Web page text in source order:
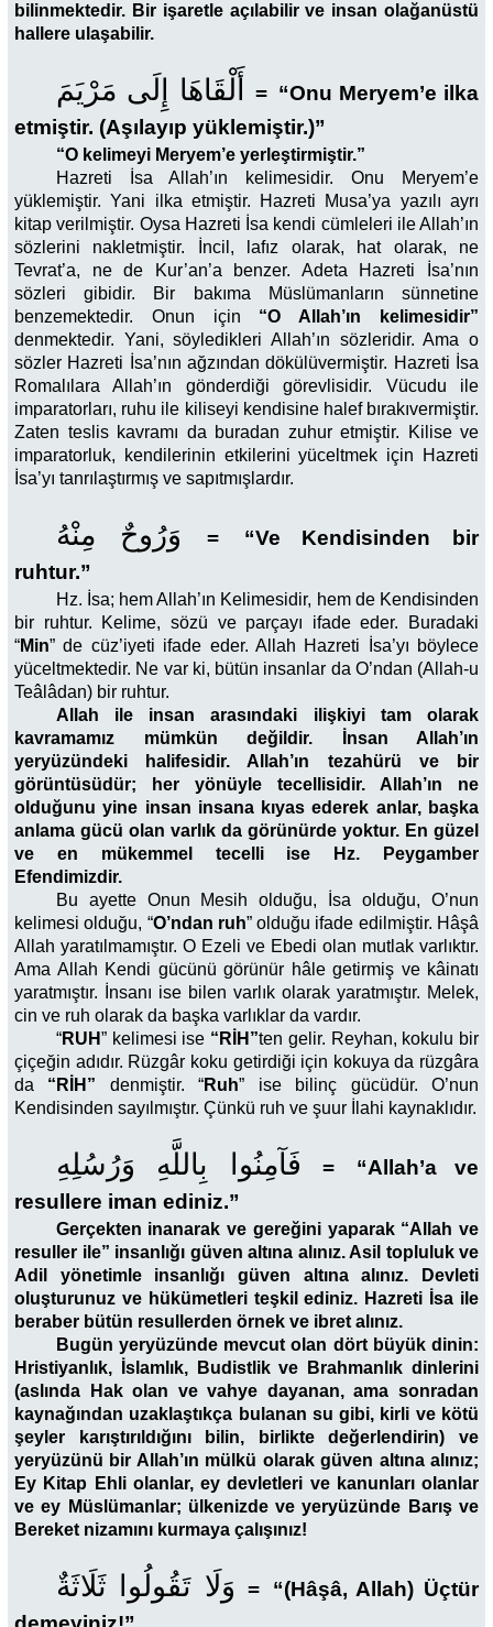
bilinmektedir. Bir işaretle açılabilir ve insan olağanüstü
hallere ulaşabilir.
أَلْقَاهَا إِلَى مَرْيَمَ = “Onu Meryem’e ilka
etmiştir. (Aşılayıp yüklemiştir.)”
“O kelimeyi Meryem’e yerleştirmiştir.”
Hazreti İsa Allah’ın kelimesidir. Onu Meryem’e
yüklemiştir. Yani ilka etmiştir. Hazreti Musa’ya yazılı ayrı
kitap verilmiştir. Oysa Hazreti İsa kendi cümleleri ile Allah’ın
sözlerini nakletmiştir. İncil, lafız olarak, hat olarak, ne
Tevrat’a, ne de Kur’an’a benzer. Adeta Hazreti İsa’nın
sözleri gibidir. Bir bakıma Müslümanların sünnetine
benzemektedir. Onun için “O Allah’ın kelimesidir”
denmektedir. Yani, söyledikleri Allah’ın sözleridir. Ama o
sözler Hazreti İsa’nın ağzından dökülüvermiştir. Hazreti İsa
Romalılara Allah’ın gönderdiği görevlisidir. Vücudu ile
imparatorları, ruhu ile kiliseyi kendisine halef bırakıvermiştir.
Zaten teslis kavramı da buradan zuhur etmiştir. Kilise ve
imparatorluk, kendilerinin etkilerini yüceltmek için Hazreti
İsa’yı tanrılaştırmış ve sapıtmışlardır.
وَرُوحٌ مِنْهُ =
“Ve Kendisinden bir
ruhtur.”
Hz. İsa; hem Allah’ın Kelimesidir, hem de Kendisinden
bir ruhtur. Kelime, sözü ve parçayı ifade eder. Buradaki
“Min” de cüz’iyeti ifade eder. Allah Hazreti İsa’yı böylece
yüceltmektedir. Ne var ki, bütün insanlar da O’ndan (Allah-u
Teâlâdan) bir ruhtur.
Allah ile insan arasındaki ilişkiyi tam olarak
kavramamız mümkün değildir. İnsan Allah’ın
yeryüzündeki halifesidir. Allah’ın tezahürü ve bir
görüntüsüdür; her yönüyle tecellisidir. Allah’ın ne
olduğunu yine insan insana kıyas ederek anlar, başka
anlama gücü olan varlık da görünürde yoktur. En güzel
ve en mükemmel tecelli ise Hz. Peygamber
Efendimizdir.
Bu ayette Onun Mesih olduğu, İsa olduğu, O’nun
kelimesi olduğu, “O’ndan ruh” olduğu ifade edilmiştir. Hâşâ
Allah yaratılmamıştır. O Ezeli ve Ebedi olan mutlak varlıktır.
Ama Allah Kendi gücünü görünür hâle getirmiş ve kâinatı
yaratmıştır. İnsanı ise bilen varlık olarak yaratmıştır. Melek,
cin ve ruh olarak da başka varlıklar da vardır.
“RUH” kelimesi ise “RİH”ten gelir. Reyhan, kokulu bir
çiçeğin adıdır. Rüzgâr koku getirdiği için kokuya da rüzgâra
da “RİH” denmiştir. “Ruh” ise bilinç gücüdür. O’nun
Kendisinden sayılmıştır. Çünkü ruh ve şuur İlahi kaynaklıdır.
فَآمِنُوا بِاللَّهِ وَرُسُلِهِ =
“Allah’a ve
resullere iman ediniz.”
Gerçekten inanarak ve gereğini yaparak “Allah ve
resuller ile” insanlığı güven altına alınız. Asil topluluk ve
Adil yönetimle insanlığı güven altına alınız. Devleti
oluşturunuz ve hükümetleri teşkil ediniz. Hazreti İsa ile
beraber bütün resullerden örnek ve ibret alınız.
Bugün yeryüzünde mevcut olan dört büyük dinin:
Hristiyanlık, İslamlık, Budistlik ve Brahmanlık dinlerini
(aslında Hak olan ve vahye dayanan, ama sonradan
kaynağından uzaklaştıkça bulanan su gibi, kirli ve kötü
şeyler karıştırıldığını bilin, birlikte değerlendirin) ve
yeryüzünü bir Allah’ın mülkü olarak güven altına alınız;
Ey Kitap Ehli olanlar, ey devletleri ve kanunları olanlar
ve ey Müslümanlar; ülkenizde ve yeryüzünde Barış ve
Bereket nizamını kurmaya çalışınız!
وَلَا تَقُولُوا ثَلَاثَةٌ =
“(Hâşâ, Allah) Üçtür